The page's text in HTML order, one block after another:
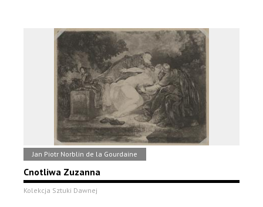
Jan Piotr Norblin de la Gourdaine
Cnotliwa Zuzanna
Kolekcja Sztuki Dawnej